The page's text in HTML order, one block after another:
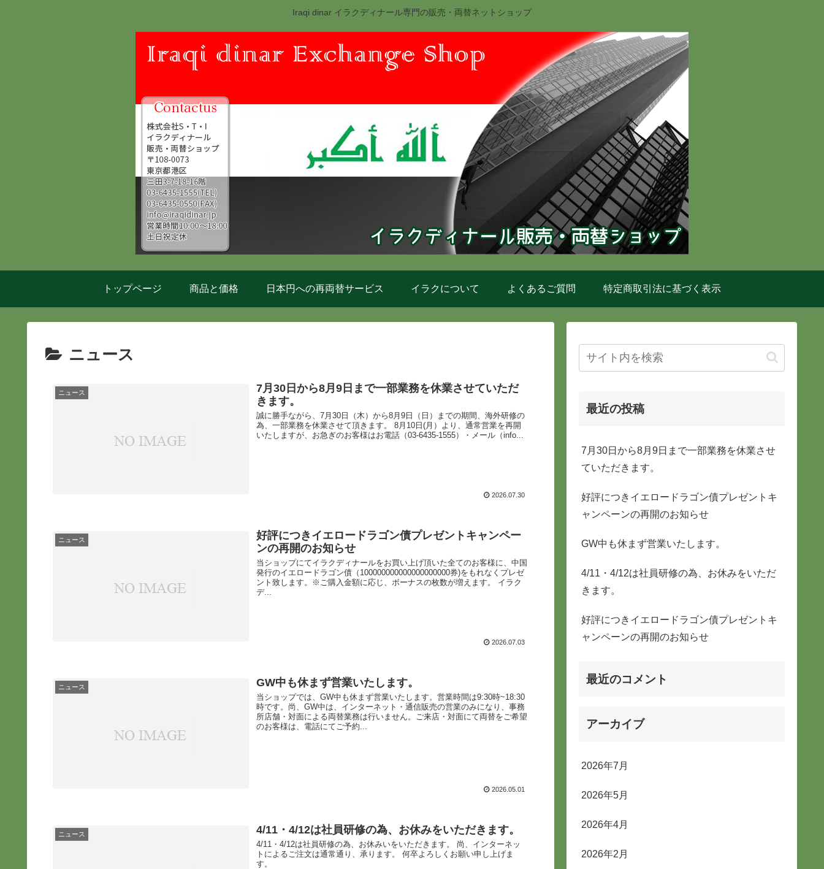
Iraqi dinar イラクディナール専門の販売・両替ネットショップ
トップページ 商品と価格 日本円への再両替サービス イラクについて よくあるご質問 特定商取引法に基づく表示
ニュース
ニュース
7月30日から8月9日まで一部業務を休業させていただ
きます。
誠に勝手ながら、7月30日（木）から8月9日（日）までの期間、海外研修の
為、一部業務を休業させて頂きます。 8月10日(月）より、通常営業を再開
いたしますが、お急ぎのお客様はお電話（03-6435-1555）・メール（info...
2026.07.30
ニュース
好評につきイエロードラゴン債プレゼントキャンペー
ンの再開のお知らせ
当ショップにてイラクディナールをお買い上げ頂いた全てのお客様に、中国
発行のイエロードラゴン債（100000000000000000000券)をもれなくプレゼ
ント致します。※ご購入金額に応じ、ボーナスの枚数が増えます。 イラク
デ...
2026.07.03
ニュース GW中も休まず営業いたします。
当ショップでは、GW中も休まず営業いたします。営業時間は9:30時~18:30
時です。尚、GW中は、インターネット・通信販売の営業のみになり、事務
所店舗・対面による両替業務は行いません。ご来店・対面にて両替をご希望
のお客様は、電話にてご予約...
2026.05.01
ニュース 4/11・4/12は社員研修の為、お休みをいただきます。
4/11・4/12は社員研修の為、お休みいをいただきます。 尚、インターネッ
トによるご注文は通常通り、承ります。 何卒よろしくお願い申し上げま
す。
最近の投稿
7月30日から8月9日まで一部業務を休業させ
ていただきます。
好評につきイエロードラゴン債プレゼントキ
ャンペーンの再開のお知らせ
GW中も休まず営業いたします。
4/11・4/12は社員研修の為、お休みをいただ
きます。
好評につきイエロードラゴン債プレゼントキ
ャンペーンの再開のお知らせ
最近のコメント
アーカイブ
2026年7月
2026年5月
2026年4月
2026年2月